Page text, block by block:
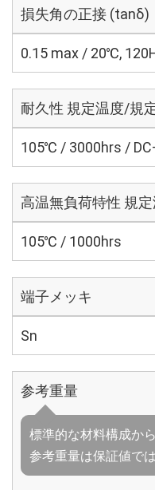
損失角の正接 (tanδ)
0.15 max / 20℃,
耐久性 規定温度/規
105℃ / 3000hrs /
高温無負荷特性 規
105℃ / 1000hrs
端子メッキ
Sn
参考重量
標準的な材料構成か
参考重量は保証値で